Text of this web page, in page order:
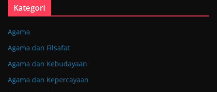
Kategori
Agama
Agama dan Filsafat
Agama dan Kebudayaan
Agama dan Kepercayaan